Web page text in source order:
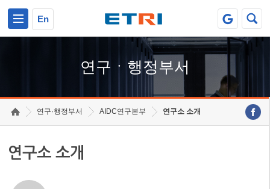
En
연구ㆍ행정부서
연구·행정부서 AIDC연구본부 연구소 소개
연구소 소개